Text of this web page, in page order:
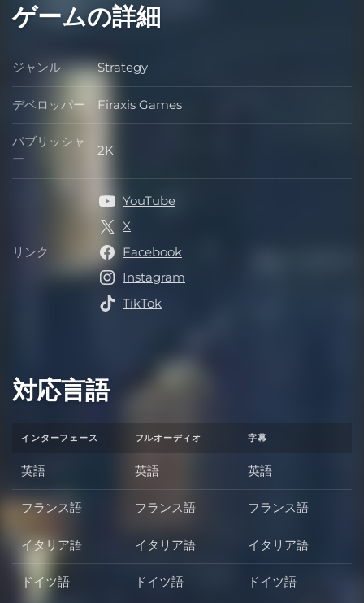
ゲームの詳細
ジャンル ジャンル
Strategy
デベロッパー デベロッパー
Firaxis Games
パブリッシャ
ー
パブリッシャー
2K
リンク リンク
YouTube
X
Facebook
Instagram
TikTok
対応言語
インターフェース フルオーディオ 字幕
英語 英語 英語
フランス語 フランス語 フランス語
イタリア語 イタリア語 イタリア語
ドイツ語 ドイツ語 ドイツ語